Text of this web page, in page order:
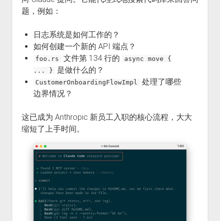
题，例如：
日志系统是如何工作的？
如何创建一个新的 API 端点？
foo.rs 文件第 134 行的
async move {
... }
是做什么的？
CustomerOnboardingFlowImpl
处理了哪些
边界情况？
这已成为 Anthropic 新员工入职的核心流程，大大
缩短了上手时间。